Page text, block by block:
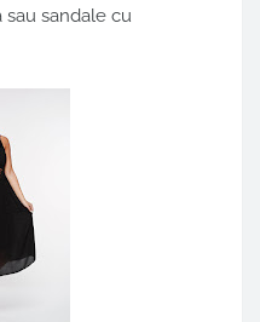
sau sandale cu